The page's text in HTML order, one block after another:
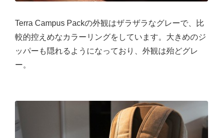
Terra Campus Packの外観はザラザラなグレーで、比
較的控えめなカラーリングをしています。大きめのジ
ッパーも隠れるようになっており、外観は殆どグレ
ー。